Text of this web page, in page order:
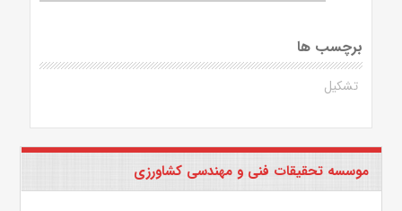
برچسب ها
تشکیل
موسسه تحقیقات فنی و مهندسی کشاورزی